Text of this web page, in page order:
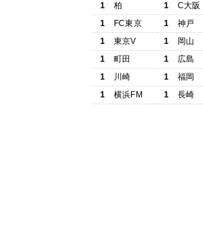
1
柏 1
C大阪
1
FC東京 1
神戸
1
東京V 1
岡山
1
町田 1
広島
1
川崎 1
福岡
1
横浜FM 1 長崎